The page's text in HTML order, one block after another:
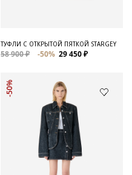
ТУФЛИ С ОТКРЫТОЙ ПЯТКОЙ STARGEY
58 900 ₽ -50% 29 450 ₽
-50%